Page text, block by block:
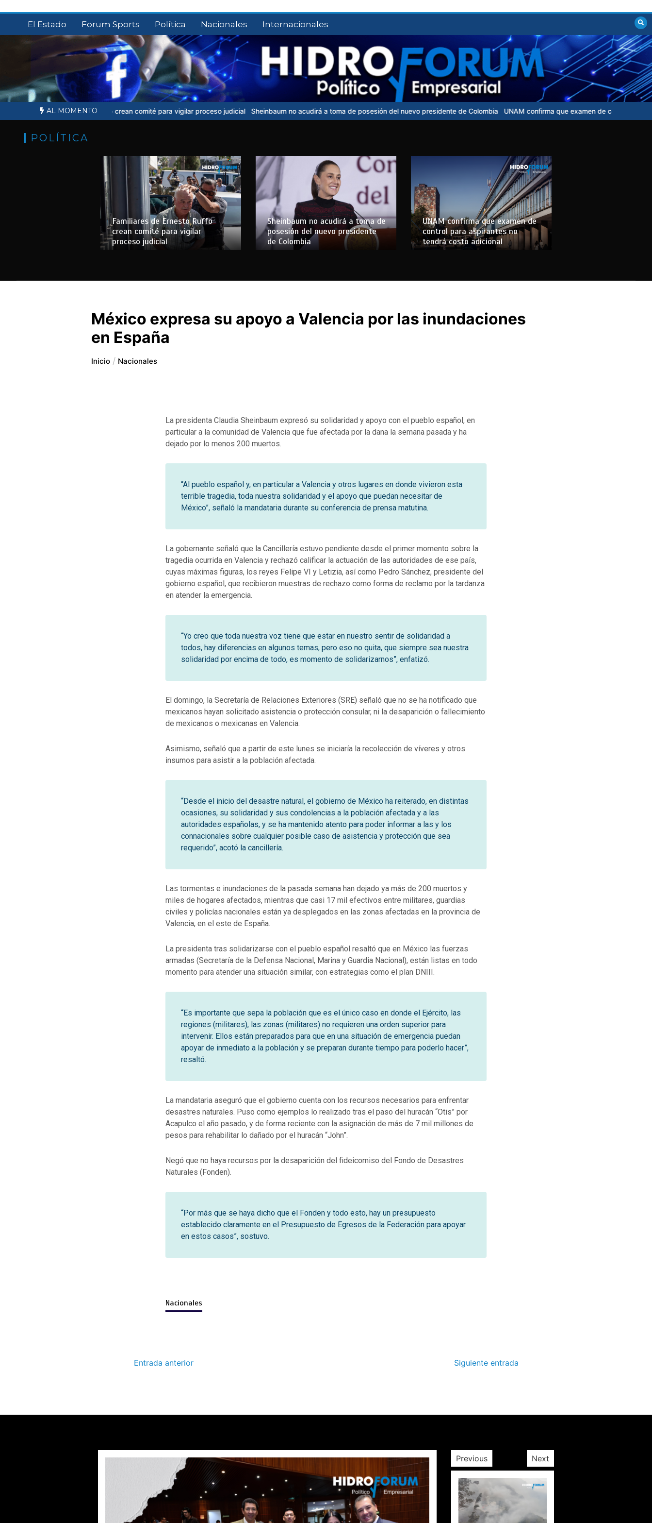
contenidoEl Estado Forum Sports Política Nacionales Internacionales
AL MOMENTO
de Ernesto Ruffo crean comité para vigilar proceso judicial Sheinbaum no acudirá a toma de posesión del nuevo presidente de Colombia UNAM confirma que examen de control para aspirantes no
POLÍTICA
Familiares de Ernesto Ruffo
crean comité para vigilar
proceso judicial
Sheinbaum no acudirá a toma de
posesión del nuevo presidente
de Colombia
UNAM confirma que examen de
control para aspirantes no
tendrá costo adicional
México expresa su apoyo a Valencia por las inundaciones
en España
Inicio Nacionales
La presidenta Claudia Sheinbaum expresó su solidaridad y apoyo con el pueblo español, en
particular a la comunidad de Valencia que fue afectada por la dana la semana pasada y ha
dejado por lo menos 200 muertos.
“Al pueblo español y, en particular a Valencia y otros lugares en donde vivieron esta
terrible tragedia, toda nuestra solidaridad y el apoyo que puedan necesitar de
México”, señaló la mandataria durante su conferencia de prensa matutina.
La gobernante señaló que la Cancillería estuvo pendiente desde el primer momento sobre la
tragedia ocurrida en Valencia y rechazó calificar la actuación de las autoridades de ese país,
cuyas máximas figuras, los reyes Felipe VI y Letizia, así como Pedro Sánchez, presidente del
gobierno español, que recibieron muestras de rechazo como forma de reclamo por la tardanza
en atender la emergencia.
“Yo creo que toda nuestra voz tiene que estar en nuestro sentir de solidaridad a
todos, hay diferencias en algunos temas, pero eso no quita, que siempre sea nuestra
solidaridad por encima de todo, es momento de solidarizarnos”, enfatizó.
El domingo, la Secretaría de Relaciones Exteriores (SRE) señaló que no se ha notificado que
mexicanos hayan solicitado asistencia o protección consular, ni la desaparición o fallecimiento
de mexicanos o mexicanas en Valencia.
Asimismo, señaló que a partir de este lunes se iniciaría la recolección de víveres y otros
insumos para asistir a la población afectada.
“Desde el inicio del desastre natural, el gobierno de México ha reiterado, en distintas
ocasiones, su solidaridad y sus condolencias a la población afectada y a las
autoridades españolas, y se ha mantenido atento para poder informar a las y los
connacionales sobre cualquier posible caso de asistencia y protección que sea
requerido”, acotó la cancillería.
Las tormentas e inundaciones de la pasada semana han dejado ya más de 200 muertos y
miles de hogares afectados, mientras que casi 17 mil efectivos entre militares, guardias
civiles y policías nacionales están ya desplegados en las zonas afectadas en la provincia de
Valencia, en el este de España.
La presidenta tras solidarizarse con el pueblo español resaltó que en México las fuerzas
armadas (Secretaría de la Defensa Nacional, Marina y Guardia Nacional), están listas en todo
momento para atender una situación similar, con estrategias como el plan DNIII.
“Es importante que sepa la población que es el único caso en donde el Ejército, las
regiones (militares), las zonas (militares) no requieren una orden superior para
intervenir. Ellos están preparados para que en una situación de emergencia puedan
apoyar de inmediato a la población y se preparan durante tiempo para poderlo hacer”,
resaltó.
La mandataria aseguró que el gobierno cuenta con los recursos necesarios para enfrentar
desastres naturales. Puso como ejemplos lo realizado tras el paso del huracán “Otis” por
Acapulco el año pasado, y de forma reciente con la asignación de más de 7 mil millones de
pesos para rehabilitar lo dañado por el huracán “John”.
Negó que no haya recursos por la desaparición del fideicomiso del Fondo de Desastres
Naturales (Fonden).
“Por más que se haya dicho que el Fonden y todo esto, hay un presupuesto
establecido claramente en el Presupuesto de Egresos de la Federación para apoyar
en estos casos”, sostuvo.
Nacionales
Entrada anterior Siguiente entrada
Previous Next